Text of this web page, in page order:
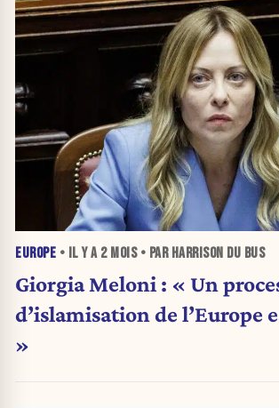
EUROPE • IL Y A 2 MOIS• PAR HARRISON DU BUS
Giorgia Meloni : « Un
d’islamisation de l’Europe
»